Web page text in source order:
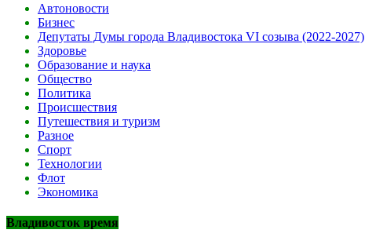
Автоновости
Бизнес
Депутаты Думы города Владивостока VI созыва (2022-2027)
Здоровье
Образование и наука
Общество
Политика
Происшествия
Путешествия и туризм
Разное
Спорт
Технологии
Флот
Экономика
Владивосток время